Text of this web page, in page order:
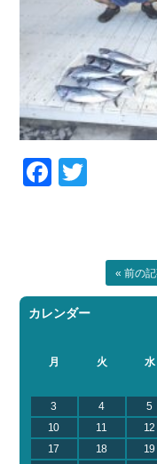
« 前の
カレンダー
月
火 水
3
4 5
10
11 12
17
18 19